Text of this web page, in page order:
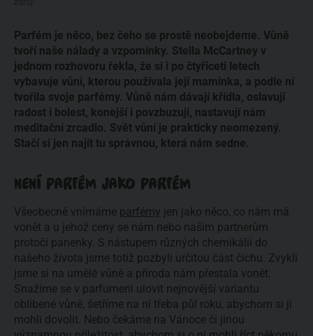
Parfém je něco, bez čeho se prostě neobejdeme. Vůně
tvoří naše nálady a vzpomínky. Stella McCartney v
jednom rozhovoru řekla, že si i po čtyřiceti letech
vybavuje vůni, kterou používala její maminka, a podle ní
tvořila svoje parfémy. Vůně nám dávají křídla, oslavují
radost i bolest, konejší i povzbuzují, nastavují nám
meditační zrcadlo. Svět vůní je prakticky neomezený.
Stačí si jen najít tu správnou, která nám sedne.
NENÍ PARFÉM JAKO PARFÉM
Všeobecně vnímáme parfémy jen jako něco, co nám má
vonět a u jehož ceny se nám nebo našim partnerům
protočí panenky. S nástupem různých chemikálií do
našeho života jsme totiž pozbyli určitou část čichu. Zvykli
jsme si na umělé vůně a příroda nám přestala vonět.
Snažíme se v parfumerii ulovit nejnovější variantu
oblíbené vůně, šetříme na ni třeba půl roku, abychom si ji
mohli dovolit. Nebo čekáme na Vánoce či jinou